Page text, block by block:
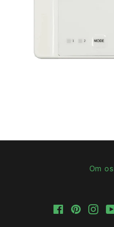
Om
FacebookPinterest